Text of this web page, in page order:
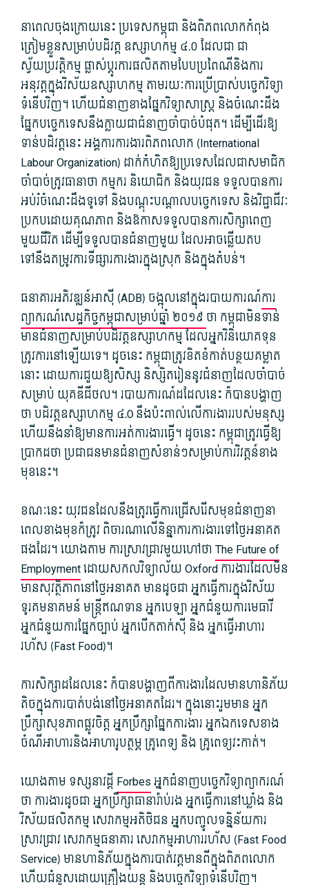
នា​ពេល​ចុងក្រោយ​នេះ ប្រទេស​កម្ពុជា និង​ពិភពលោក​កំពុង​
ត្រៀមខ្លួន​សម្រាប់​បដិវត្ត ឧស្សាហកម្ម ៤.០ ដែល​ជា ជា​
ស្វ័យប្រវត្តិ​កម្ម ផ្លាស់​ប្តូរ​ការផលិត​តាម​បែប​ប្រពៃណី​និង​ការ
អនុវត្ត​ក្នុង​វិស័យ​ឧស្សាហកម្ម តាមរយៈ​ការ​ប្រើ​ប្រាស់​បច្ចេកវិទ្យា​
ទំនើប​វិញ។ ហើយ​ជំនាញ​ខាង​ផ្នែក​វិទ្យាសាស្ត្រ និង​ចំណេះដឹង​
ផ្នែក​បច្ចេកទេស​នឹង​ក្លាយ​ជា​ជំនាញ​ចាំបាច់​បំផុត។ ដើម្បី​ដើរ​ឱ្យ​
ទាន់​បដិវត្ត​នេះ អង្គការ​ការងារ​ពិភពលោក (International
Labour Organization​) ដាក់កំហិត​ឱ្យ​ប្រទេស​ដែល​ជាស​មា​ជិ​ក
ចាំបាច់​ត្រូវ​ធានា​ថា កម្មករ និយោជិក និង​យុវជន ទទួល​បានការ​
អប់រំ​ចំណេះដឹង​ទូទៅ និង​បណ្ដុះបណ្ដាល​បច្ចេកទេស និង​វិជ្ជាជីវៈ
ប្រកបដោយ​គុណភាព និង​ឱកាស​ទទួល​បានការ​សិក្សា​ពេញ​
មួយ​ជីវិត ដើម្បី​ទទួល​បាន​ជំនាញ​មួយ ដែល​អាច​ឆ្លើយតប
ទៅនឹង​តម្រូវការ​ទីផ្សារ​ការងារ​ក្នុង​ស្រុក និង​ក្នុង​តំបន់។
ធនាគារ​អភិវឌ្ឍន៍​អា​សុី (ADB​) ចង្អុល​នៅក្នុង​របាយការណ៍​ការ
ព្យាករណ៍​សេដ្ឋកិច្ច​កម្ពុជា​សម្រាប់​ឆ្នាំ ២០១៩ ថា កម្ពុជា​មិនទាន់​
មាន​ជំនាញ​សម្រាប់​បដិវត្ត​ឧស្សាហកម្ម ដែល​អ្នកវិនិយោគទុន​
ត្រូវការ​នៅឡើយ​ទេ។ ដូចនេះ កម្ពុជា​ត្រូវ​ខិតខំ​កាត់បន្ថយ​គម្លាត​
នោះ ដោយ​ការ​ជួយ​ឱ្យ​សិស្ស និស្សិត​រៀន​នូវ​ជំនាញ​ដែល​ចាំបាច់​
សម្រាប់ យុគ​ឌីជីថល។ របាយការណ៍​ដដែល​នេះ ក៏បាន​បង្ហាញ​
ថា បដិវត្ត​ឧស្សាហកម្ម ៤.0 នឹង​ប៉ះពាល់​លើ​ការងារ​របស់​មនុស្ស
ហើយ​នឹង​នាំ​ឱ្យ​មានការ​អត់​ការងារ​ធ្វើ។ ដូចនេះ កម្ពុជា​ត្រូវ​ធ្វើ​ឱ្យ​
ប្រាកដ​ថា ប្រជាជន​មាន​ជំនាញ​សំ​ខាន់​ៗ​សម្រាប់​ការវិវត្តន៍​ខាង
មុខនេះ។
ខណៈនេះ យុវជន​ដែល​នឹង​ត្រូវ​ធ្វើការ​ជ្រើស​រើ​សមុខជំនាញ​នា​
ពេល​ខាងមុខ​ក៏​ត្រូវ ពិចារណា​លើ​និន្នាការ​ការងារ​ទៅ​ថ្ងៃ​អនាគត​
ផង​ដែរ។ យោង​តាម ការស្រាវជ្រាវ​មួយ​ហៅថា​ The Future of
Employmentដោយសកល​វិទ្យាល័យ Oxford ការងារ​ដែល​មិន​
មាន​សុវត្ថិភាព​នៅ​ថ្ងៃ​អនាគត មាន​ដូចជា អ្នកធ្វើការ​ក្នុង​វិស័យ​
ទូរគមនាគមន៍ មន្ត្រី​ឥណទាន អ្នក​បេឡា អ្នកជំនួយ​ការ​មេធាវី
អ្នកជំនួយ​ការ​ផ្នែក​ច្បាប់ អ្នក​បើ​ក​តា​ក់​​សុី និង អ្នកធ្វើ​អាហារ​
រហ័ស (Fast Food​)។
ការសិក្សា​ដដែល​នេះ ក៏បាន​បង្ហាញ​ពី​ការងារ​ដែល​មាន​ហានិភ័យ​
តិច​ក្នុង​ការបាត់បង់​នៅ​ថ្ងៃ​អនាគត​ដែរ។ ក្នុង​នោះ​រួមមាន អ្នក​
ប្រឹក្សា​សុខភាព​ផ្លូវចិត្ត អ្នក​ប្រឹក្សា​ផ្នែកការ​ងារ អ្នកឯកទេស​ខាង​
ចំណីអាហារ​និង​អាហារូបត្ថម្ភ គ្រូពេទ្យ និង គ្រូពេទ្យ​វះកាត់។
យោង​តាម ទស្សនាវដ្ដី Forbesអ្នក​ជំនាញ​បច្ចេកវិទ្យា​ព្យាករណ៍​
ថា ការងារ​ដូចជា​ អ្នក​ប្រឹក្សា​ធានារ៉ាប់រង អ្នកធ្វើការ​នៅ​ឃ្លាំង និង
វិស័យ​ផលិតកម្ម សេវាកម្ម​អតិថិជន អ្ន​ក​បញ្ចូល​ទន្និ​ន័យ​ការ
ស្រាវជ្រាវ សេវាកម្ម​ធនាគារ សេវាកម្ម​អាហារ​រហ័ស (Fast Food
Service​) មាន​ហានិភ័យ​ក្នុង​ការ​បាត់​វត្តមាន​ពី​ក្នុង​ពិភពលោក
ហើយ​ជំនួស​ដោយគ្រឿងយន្ត និង​បច្ចេកវិទ្យា​ទំនើប​វិញ។